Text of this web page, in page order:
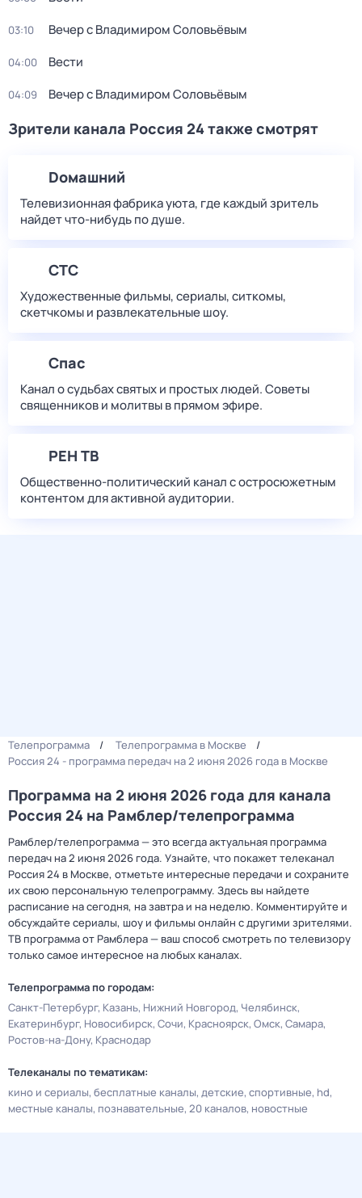
03:10 Вечер с Владимиром Соловьёвым
04:00 Вести
04:09 Вечер с Владимиром Соловьёвым
Зрители канала Россия 24 также смотрят
Dомашний
Телевизионная фабрика уюта, где каждый зритель
найдет что‑нибудь по душе.
СТС
Художественные фильмы, сериалы, ситкомы,
скетчкомы и развлекательные шоу.
Спас
Канал о судьбах святых и простых людей. Советы
священников и молитвы в прямом эфире.
РЕН ТВ
Общественно-политический канал с остросюжетным
контентом для активной аудитории.
Телепрограмма
Телепрограмма в Москве
Россия 24 - программа передач на 2 июня 2026 года в Москве
Программа на 2 июня 2026 года для канала
Россия 24 на Рамблер/телепрограмма
Рамблер/телепрограмма — это всегда актуальная программа
передач на 2 июня 2026 года. Узнайте, что покажет телеканал
Россия 24 в Москве, отметьте интересные передачи и сохраните
их свою персональную телепрограмму. Здесь вы найдете
расписание на сегодня, на завтра и на неделю. Комментируйте и
обсуждайте сериалы, шоу и фильмы онлайн с другими зрителями.
ТВ программа от Рамблера — ваш способ смотреть по телевизору
только самое интересное на любых каналах.
Телепрограмма по городам:
Санкт-Петербург Казань Нижний Новгород Челябинск
Екатеринбург Новосибирск Сочи Красноярск Омск Самара
Ростов-на-Дону Краснодар
Телеканалы по тематикам:
кино и сериалы бесплатные каналы детские спортивные hd
местные каналы познавательные 20 каналов новостные